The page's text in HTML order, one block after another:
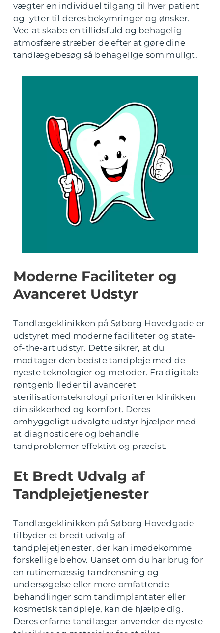
vægter en individuel tilgang til hver patient
og lytter til deres bekymringer og ønsker.
Ved at skabe en tillidsfuld og behagelig
atmosfære stræber de efter at gøre dine
tandlægebesøg så behagelige som muligt.
Moderne Faciliteter og
Avanceret Udstyr
Tandlægeklinikken på Søborg Hovedgade er
udstyret med moderne faciliteter og state-
of-the-art udstyr. Dette sikrer, at du
modtager den bedste tandpleje med de
nyeste teknologier og metoder. Fra digitale
røntgenbilleder til avanceret
sterilisationsteknologi prioriterer klinikken
din sikkerhed og komfort. Deres
omhyggeligt udvalgte udstyr hjælper med
at diagnosticere og behandle
tandproblemer effektivt og præcist.
Et Bredt Udvalg af
Tandplejetjenester
Tandlægeklinikken på Søborg Hovedgade
tilbyder et bredt udvalg af
tandplejetjenester, der kan imødekomme
forskellige behov. Uanset om du har brug for
en rutinemæssig tandrensning og
undersøgelse eller mere omfattende
behandlinger som tandimplantater eller
kosmetisk tandpleje, kan de hjælpe dig.
Deres erfarne tandlæger anvender de nyeste